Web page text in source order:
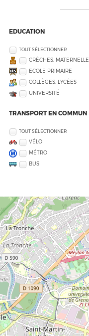
EDUCATION
TOUT SÉLECTIONNER
CRÈCHES, MATERNELLE
ECOLE PRIMAIRE
COLLÈGES, LYCÉES
UNIVERSITÉ
TRANSPORT EN COMMUN
TOUT SÉLECTIONNER
VÉLO
MÉTRO
BUS